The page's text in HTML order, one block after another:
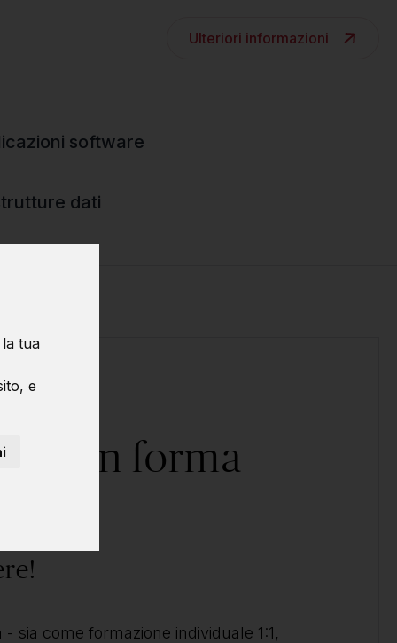
tua
e
Ulteriori informazioni
software
dati
in forma
sia come formazione individuale 1:1,